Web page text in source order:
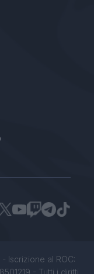
Iscrizione al ROC:
- Tutti i diritti